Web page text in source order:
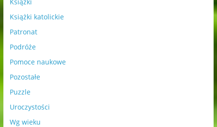
Książki katolickie
Patronat
Podróże
Pomoce naukowe
Pozostałe
Puzzle
Uroczystości
Wg wieku